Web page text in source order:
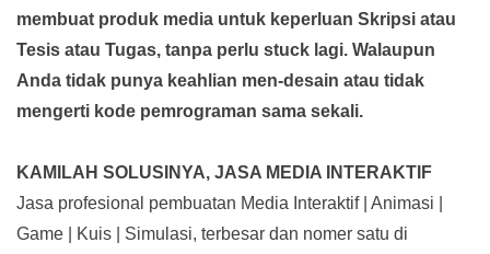
membuat produk media untuk keperluan Skripsi atau
Tesis atau Tugas, tanpa perlu stuck lagi. Walaupun
Anda tidak punya keahlian men-desain atau tidak
mengerti kode pemrograman sama sekali.
KAMILAH SOLUSINYA, JASA MEDIA INTERAKTIF
Jasa profesional pembuatan Media Interaktif | Animasi |
Game | Kuis | Simulasi, terbesar dan nomer satu di